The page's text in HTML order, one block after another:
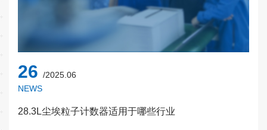
26 /2025.06
NEWS
28.3L尘埃粒子计数器适用于哪些行业